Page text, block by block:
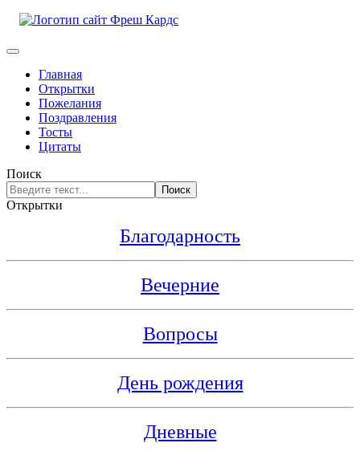
Главная
Открытки
Пожелания
Поздравления
Тосты
Цитаты
Поиск
Поиск
Открытки
Благодарность
Вечерние
Вопросы
День рождения
Дневные